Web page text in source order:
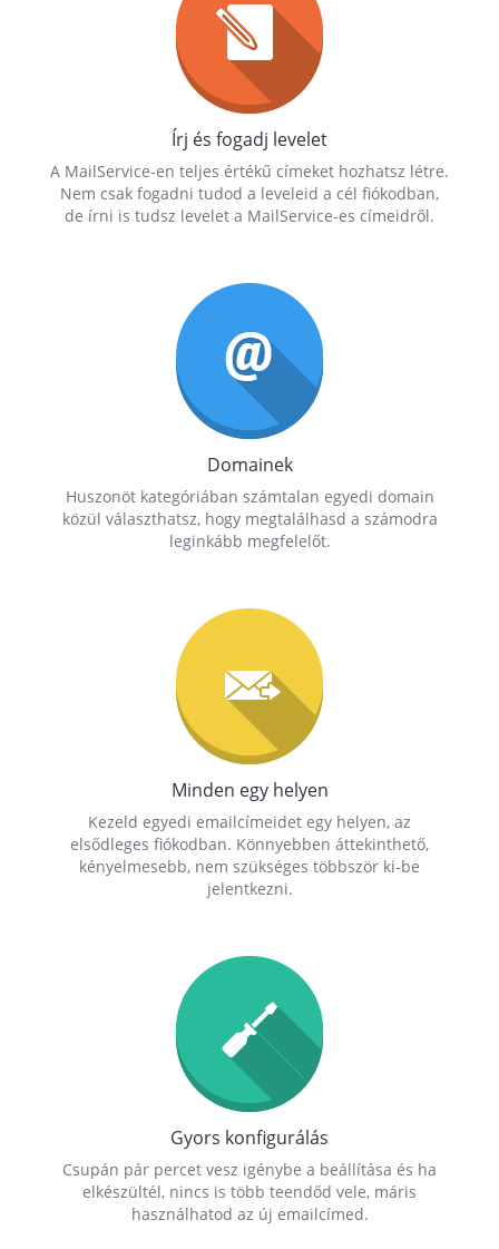
Írj és fogadj levelet
A MailService-en teljes értékű címeket hozhatsz létre.
Nem csak fogadni tudod a leveleid a cél fiókodban,
de írni is tudsz levelet a MailService-es címeidről.
Domainek
Huszonöt kategóriában számtalan egyedi domain
közül választhatsz, hogy megtalálhasd a számodra
leginkább megfelelőt.
Minden egy helyen
Kezeld egyedi emailcímeidet egy helyen, az
elsődleges fiókodban. Könnyebben áttekinthető,
kényelmesebb, nem szükséges többször ki-be
jelentkezni.
Gyors konfigurálás
Csupán pár percet vesz igénybe a beállítása és ha
elkészültél, nincs is több teendőd vele, máris
használhatod az új emailcímed.